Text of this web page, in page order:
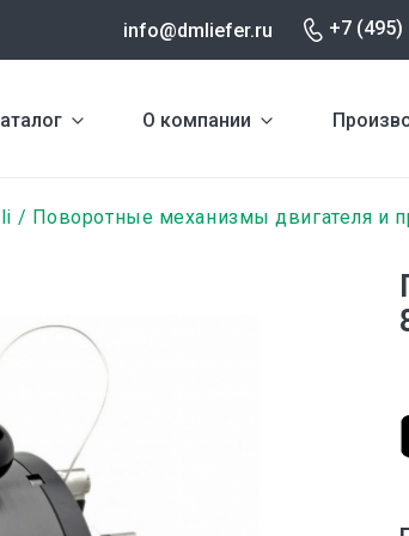
info@dmliefer.ru +7 (495)
О компании
Поворотные механизмы двигателя и